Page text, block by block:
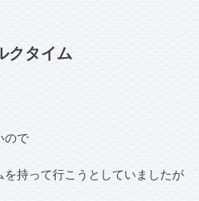
クタイム
ので
持って行こうとしていましたが